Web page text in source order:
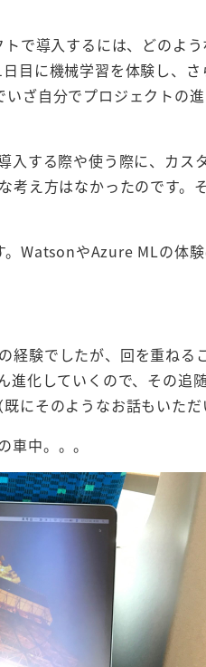
で導入するには、どのよ
目に機械学習を体験し、
ざ自分でプロジェクトの
入する際や使う際に、カス
考え方はなかったのです。
WatsonやAzure MLの体
経験でしたが、回を重ねる
進化していくので、その追
にそのようなお話もいただ
中。。。